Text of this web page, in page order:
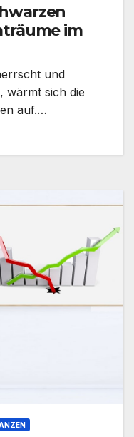
im
und
wärmt sich die
auf.…